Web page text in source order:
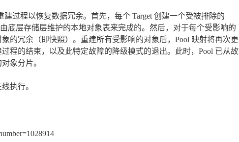
建过程以恢复数据冗余。首先，每个 Target 创建一个受被排除的
底层存储层维护的本地对象表来完成的。然后，对于每个受影响的
的冗余（即快照）。重建所有受影响的对象后，Pool 映射将再次更
程的结束，以及此特定故障的降级模式的退出。此时，Pool 已从故
象分片。
执行。